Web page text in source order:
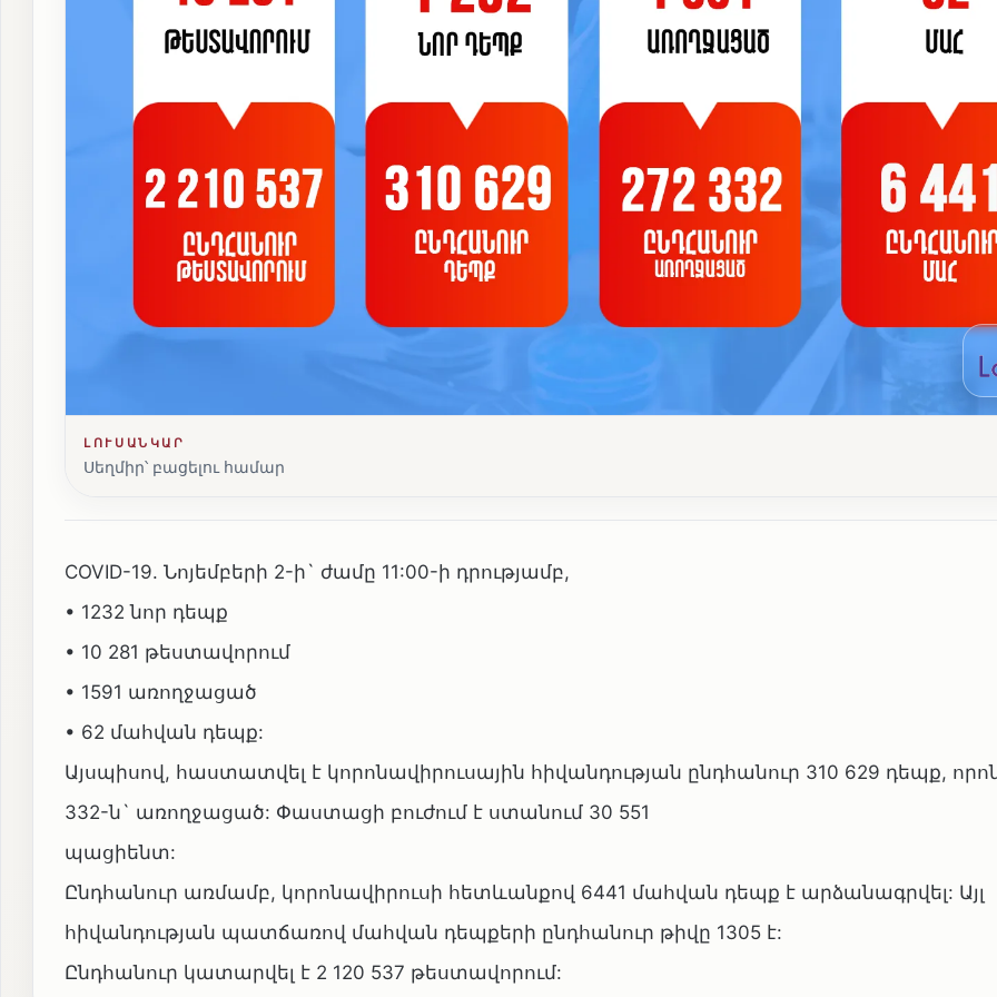
ԼՈՒՍԱՆԿԱՐ
Սեղմիր՝ բացելու համար
COVID-19. Նոյեմբերի 2-ի` ժամը 11:00-ի դրությամբ,
• 1232 նոր դեպք
• 10 281 թեստավորում
• 1591 առողջացած
• 62 մահվան դեպք:
Այսպիսով, հաստատվել է կորոնավիրուսային հիվանդության ընդհանուր 310 629 դեպք,
332-ն` առողջացած: Փաստացի բուժում է ստանում 30 551
պացիենտ:
Ընդհանուր առմամբ, կորոնավիրուսի հետևանքով 6441 մահվան դեպք է արձանագրվել: Այլ
հիվանդության պատճառով մահվան դեպքերի ընդհանուր թիվը 1305 է:
Ընդհանուր կատարվել է 2 120 537 թեստավորում: